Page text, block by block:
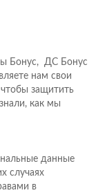
Бонус, ДС Бонус
нам свои
защитить
как мы
данные
случаях
в